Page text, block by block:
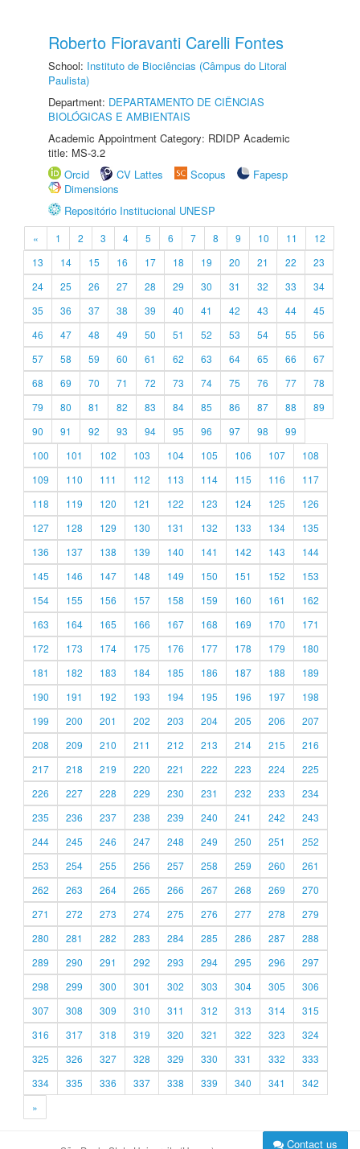
Roberto Fioravanti Carelli Fontes
School: Instituto de Biociências (Câmpus do Litoral
Paulista)
Department: DEPARTAMENTO DE CIÊNCIAS
BIOLÓGICAS E AMBIENTAIS
Academic Appointment Category: RDIDP Academic
title: MS-3.2
Orcid
CV Lattes Scopus
Fapesp
Dimensions
Repositório Institucional UNESP
« 1 2 3 4 5 6 7 8 9 10 11
12
13
14 15 16 17 18 19 20 21 22
23
24
25 26 27 28 29 30 31 32 33
34
35
36 37 38 39 40 41 42 43 44
45
46
47 48 49 50 51 52 53 54 55
56
57
58 59 60 61 62 63 64 65 66
67
68
69 70 71 72 73 74 75 76 77
78
79
80 81 82 83 84 85 86 87 88
89
90
91 92 93 94 95 96 97 98
99
100
101 102 103 104 105 106 107
108
109
110 111 112 113 114 115 116
117
118
119 120 121 122 123 124 125
126
127
128 129 130 131 132 133 134
135
136
137 138 139 140 141 142 143
144
145
146 147 148 149 150 151 152
153
154
155 156 157 158 159 160 161
162
163
164 165 166 167 168 169 170
171
172
173 174 175 176 177 178 179
180
181
182 183 184 185 186 187 188
189
190
191 192 193 194 195 196 197
198
199
200 201 202 203 204 205 206
207
208
209 210 211 212 213 214 215
216
217
218 219 220 221 222 223 224
225
226
227 228 229 230 231 232 233
234
235
236 237 238 239 240 241 242
243
244
245 246 247 248 249 250 251
252
253
254 255 256 257 258 259 260
261
262
263 264 265 266 267 268 269
270
271
272 273 274 275 276 277 278
279
280
281 282 283 284 285 286 287
288
289
290 291 292 293 294 295 296
297
298
299 300 301 302 303 304 305
306
307
308 309 310 311 312 313 314
315
316
317 318 319 320 321 322 323
324
325
326 327 328 329 330 331 332
333
334
335 336 337 338 339 340 341
342
»
Contact us